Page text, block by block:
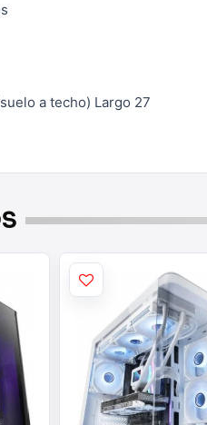
a techo) Largo 27